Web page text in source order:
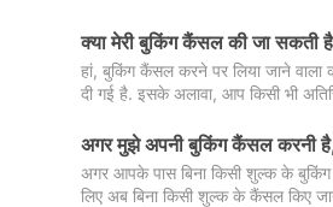
क्या मेरी बुकिंग कैंसल की जा सकती
हां, बुकिंग कैंसल करने पर लिया जाने वाला
दी गई है. इसके अलावा, आप किसी भी
अगर मुझे अपनी बुकिंग कैंसल करनी है,
अगर आपके पास बिना किसी शुल्क के
लिए अब बिना किसी शुल्क के कैंसल किए